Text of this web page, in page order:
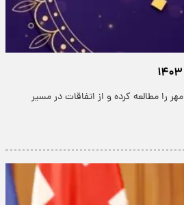
​​​فال ابجد روزانه امروز جمعه 13 مهر را مطالعه کرده و از اتفاقات در مسیر